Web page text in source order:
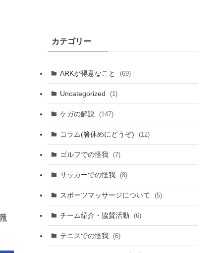
カテゴリー
ARKが得意なこと (69)
Uncategorized (1)
ケガの解説 (147)
コラム(箸休めにどうぞ) (12)
ゴルフでの怪我 (7)
サッカーでの怪我 (8)
スポーツマッサージについて (5)
チーム紹介・協賛活動 (6)
テニスでの怪我 (6)